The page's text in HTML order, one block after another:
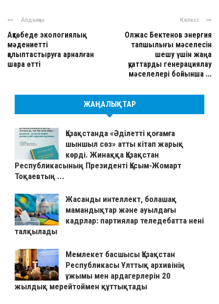
Алдыңғы
Ақтөбеде экологиялық
мәдениетті
қалыптастыруға арналған
шара өтті
Келесі
Олжас Бектенов энергия
тапшылығы мәселесін
шешу үшін жаңа
қуаттарды генерациялау
мәселелері бойынша ...
ЖАҢАЛЫҚТАР
Қазақстанда «Әділетті қоғамға
шыншыл сөз» атты кітап жарық
көрді. Жинаққа Қазақстан
Республикасының Президенті Қасым-Жомарт
Тоқаевтың ...
Жасанды интеллект, болашақ
мамандықтар және ауылдағы
кадрлар: партиялар теледебатта нені
талқылады
Мемлекет басшысы Қазақстан
Республикасы Ұлттық архивінің
ұжымы мен ардагерлерін 20
жылдық мерейтоймен құттықтады